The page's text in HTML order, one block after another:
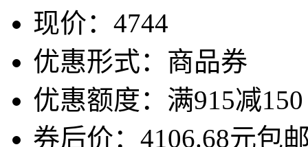
现价：4744
优惠形式：商品券
优惠额度：满915减150
券后价：4106.68元包